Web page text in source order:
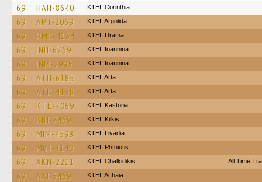
69 HAH-8640 KTEL Corinthia
69 APT-2069 KTEL Argolida
69 PMK-4134 KTEL Drama
69 INH-6769 KTEL Ioannina
69 INM-2995 KTEL Ioannina
69 ATH-6185 KTEL Arta
69 ATB-4138 KTEL Arta
69 KTE-7069 KTEL Kastoria
69 KIH-7469 KTEL Kilkis
69 MIM-4598 KTEL Livadia
69 MIM-8140 ΚΤΕL Phthiotis
69 XKN-2211 ΚΤΕL Chalkidikis All Time
69 AXI-5469 KTEL Achaia